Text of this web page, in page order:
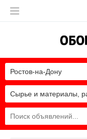
Сырье и материалы,
Ростов-на-Дону